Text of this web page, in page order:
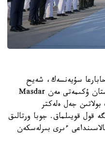
سۇيەنسەك، شەيح
حالەدتىڭ ساپارى بارىسىندا قازاقستان ۇكىمەتى مەن Masdar
اراسىندا قۋاتى 1 گۆت بولاتىن جەل ەلەكتر
قول قويىلماق. جوبا ورتالىق
ءىرى بىرلەسكەن